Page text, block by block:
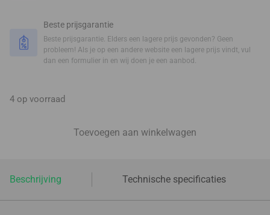
Beste prijsgarantie
Beste prijsgarantie. Elders een lagere prijs gevonden? Geen
probleem! Als je op een andere website een lagere prijs vindt, vul
dan een formulier in en wij doen je een aanbod.
4 op voorraad
Toevoegen aan winkelwagen
Beschrijving Technische specificaties